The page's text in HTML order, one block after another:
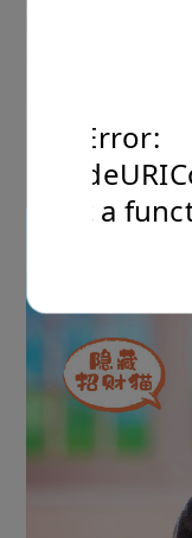
TypeError:
is not a